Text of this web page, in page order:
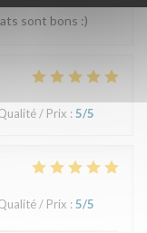
sont bons :)
/ Prix : 5/5
/ Prix : 5/5